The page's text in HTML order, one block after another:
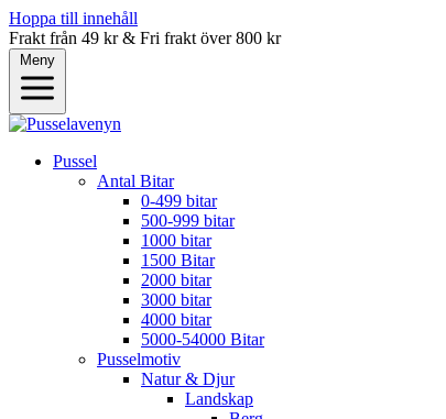
Hoppa till innehåll
Frakt från 49 kr & Fri frakt över 800 kr
Meny
Pussel
Antal Bitar
0-499 bitar
500-999 bitar
1000 bitar
1500 Bitar
2000 bitar
3000 bitar
4000 bitar
5000-54000 Bitar
Pusselmotiv
Natur & Djur
Landskap